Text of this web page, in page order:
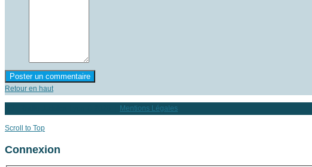
Retour en haut
Mentions Légales
Scroll to Top
Connexion